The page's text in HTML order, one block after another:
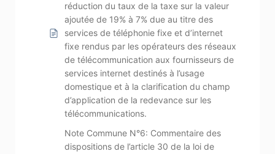
réduction du taux de la taxe sur la valeur
ajoutée de 19% à 7% due au titre des
services de téléphonie fixe et d’internet
fixe rendus par les opérateurs des réseaux
de télécommunication aux fournisseurs de
services internet destinés à l’usage
domestique et à la clarification du champ
d’application de la redevance sur les
télécommunications.
Note Commune N°6: Commentaire des
dispositions de l’article 30 de la loi de